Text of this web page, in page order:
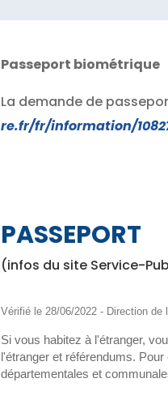
Passeport biométrique
La demande de
re.fr/fr/information/
PASSEPORT
(infos du site Service-
Vérifié le 28/06/2022 - Direction
Si vous habitez à l'étranger,
l'étranger et référendums.
départementales et